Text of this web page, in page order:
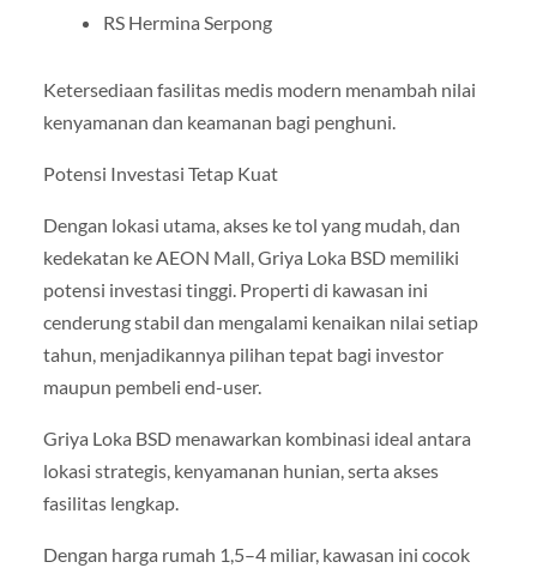
RS Hermina Serpong
Ketersediaan fasilitas medis modern menambah nilai
kenyamanan dan keamanan bagi penghuni.
Potensi Investasi Tetap Kuat
Dengan lokasi utama, akses ke tol yang mudah, dan
kedekatan ke AEON Mall, Griya Loka BSD memiliki
potensi investasi tinggi. Properti di kawasan ini
cenderung stabil dan mengalami kenaikan nilai setiap
tahun, menjadikannya pilihan tepat bagi investor
maupun pembeli end-user.
Griya Loka BSD menawarkan kombinasi ideal antara
lokasi strategis, kenyamanan hunian, serta akses
fasilitas lengkap.
Dengan harga rumah 1,5–4 miliar, kawasan ini cocok